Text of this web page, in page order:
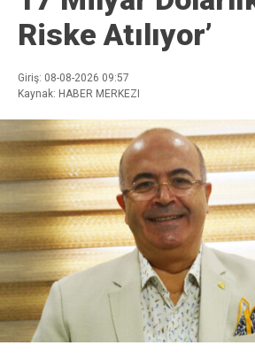
Riske Atılıyor’
Giriş: 08-08-2026 09:57
Kaynak: HABER MERKEZI